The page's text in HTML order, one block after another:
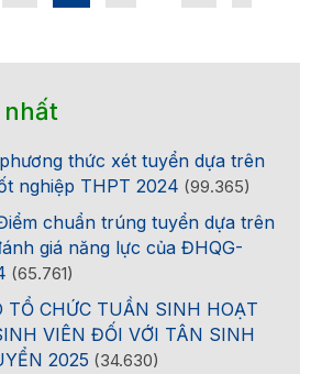
nhất
thức xét tuyển dựa trên
nghiệp THPT 2024 (99.365)
chuẩn trúng tuyển dựa trên
giá năng lực của ĐHQG-
(65.761)
TỔ CHỨC TUẦN SINH HOẠT
VIÊN ĐỐI VỚI TÂN SINH
2025 (34.630)